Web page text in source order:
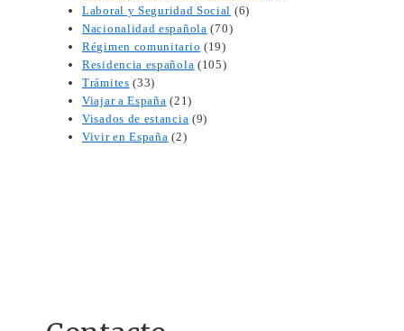
Laboral y Seguridad Social (6)
Nacionalidad española (70)
Régimen comunitario (19)
Residencia española (105)
Trámites (33)
Viajar a España (21)
Visados de estancia (9)
Vivir en España (2)